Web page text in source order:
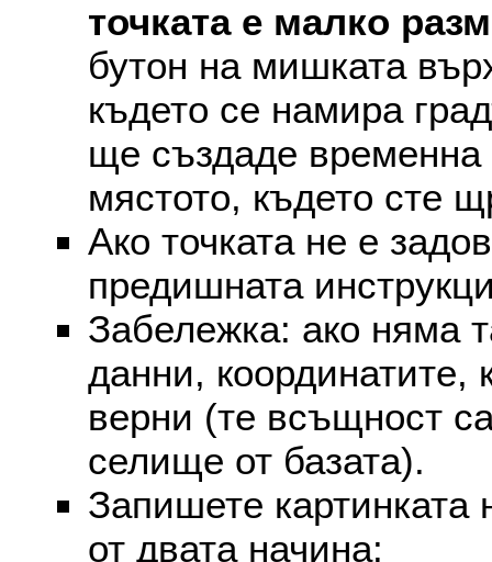
точката е малко
бутон на мишката
където се намира
ще създаде временна
мястото, където сте
Ако точката не е
предишната
Забележка: ако няма
данни, координатите,
верни (те всъщност
селище от базата).
Запишете
от двата начина: